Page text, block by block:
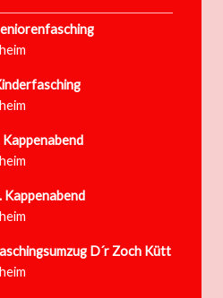
Kappenabend
Kappenabend
D´r Zoch Kütt